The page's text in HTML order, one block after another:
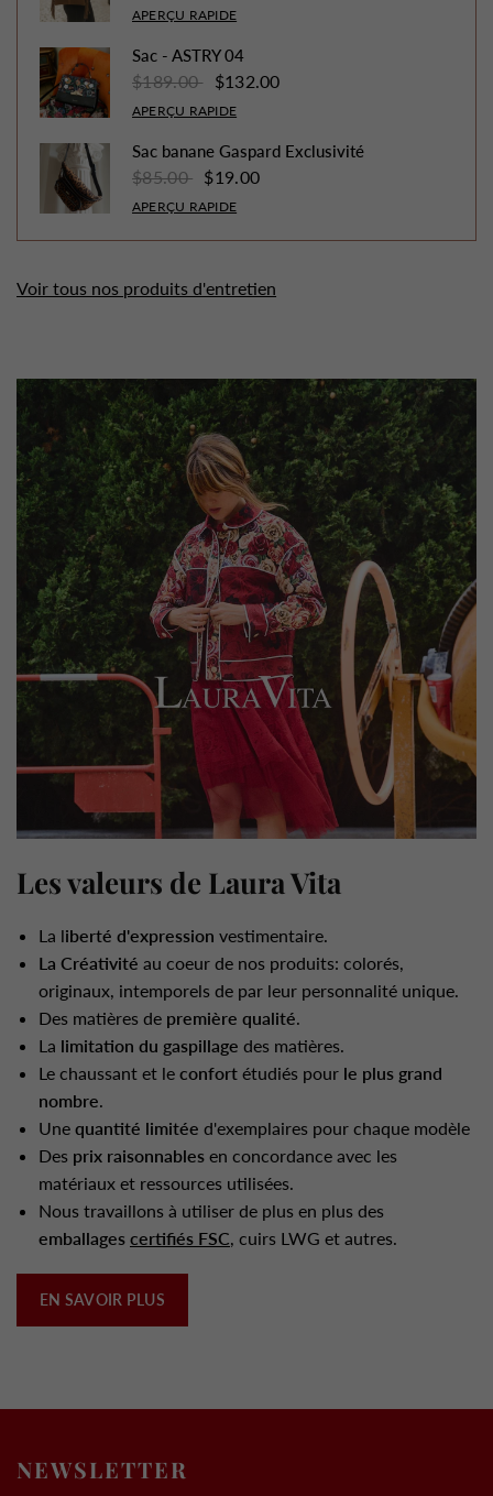
APERÇU RAPIDE
Sac - ASTRY 04
$189.00 $132.00
APERÇU RAPIDE
Sac banane Gaspard Exclusivité
$85.00 $19.00
APERÇU RAPIDE
Voir tous nos produits d'entretien
Les valeurs de Laura Vita
La liberté d'expression vestimentaire.
La Créativité au coeur de nos produits: colorés,
originaux, intemporels de par leur personnalité unique.
Des matières de première qualité.
La limitation du gaspillage des matières.
Le chaussant et le confort étudiés pour le plus grand
nombre.
Une quantité limitée d'exemplaires pour chaque modèle
Des prix raisonnables en concordance avec les
matériaux et ressources utilisées.
Nous travaillons à utiliser de plus en plus des
emballages certifiés FSC, cuirs LWG et autres.
EN SAVOIR PLUS
NEWSLETTER